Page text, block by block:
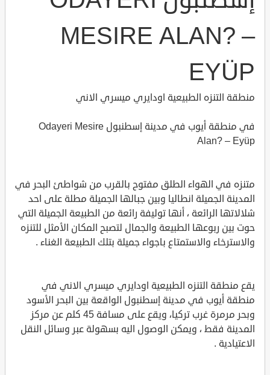
MESIRE ALAN? –
EYÜP
منطقة التنزه الطبيعية اودايري ميسري الاني
في منطقة أيوب في مدينة إسطنبول Odayeri Mesire
Alan? – Eyüp
متنزه في الهواء الطلق مفتوح بالقرب من شواطئ البحر في
المدينة الجميلة انطاليا وبين جبالها الجميلة مطلة على احد
شلالاتها الرائعة ، أنها توليفة رائعة من الطبيعة الجميلة التي
حوت بين ربوعها الطبيعة والجمال لتصبح المكان الأمثل للتنزه
والاسترخاء والاستمتاع باجواء جميلة بتلك الطبيعة الغناء .
يقع منطقة التنزه الطبيعية اودايري ميسري الاني في
منطقة أيوب في مدينة إسطنبول الواقعة بين البحر الأسود
وبحر مرمرة غرب تركيا، ويقع على مسافة 45 كلم عن مركز
المدينة فقط ، ويمكن الوصول اليه بسهولة عبر وسائل النقل
الاعتيادية .